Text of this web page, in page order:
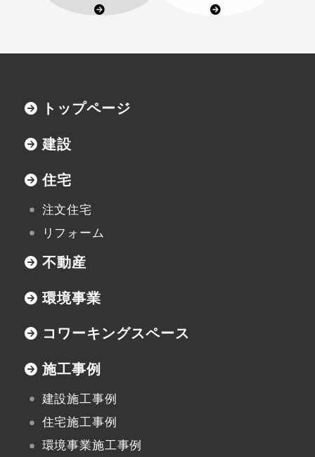
トップページ
建設
住宅
注文住宅
リフォーム
不動産
環境事業
コワーキングスペース
施工事例
建設施工事例
住宅施工事例
環境事業施工事例